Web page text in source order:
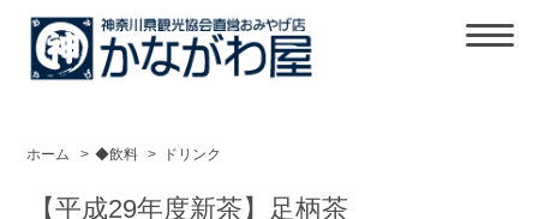
ホーム > ◆飲料 > ドリンク
【平成29年度新茶】足柄茶